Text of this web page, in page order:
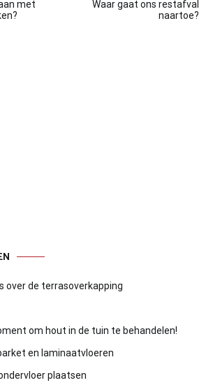
met
Waar gaat ons restafval
naartoe?
over de terrasoverkapping
om hout in de tuin te behandelen!
en laminaatvloeren
plaatsen